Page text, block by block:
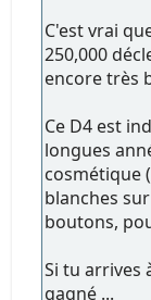
C'est vrai
250,000
encore très
Ce D4 est
longues
cosmétique
blanches
boutons,
Si tu arrives
gagné ...